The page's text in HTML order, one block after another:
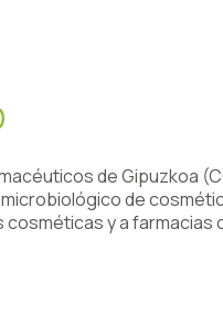
de Gipuzkoa
de
y a farmacias